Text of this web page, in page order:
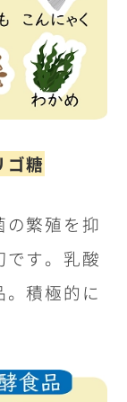
ゴ糖
繁殖を抑
す。乳酸
積極的に